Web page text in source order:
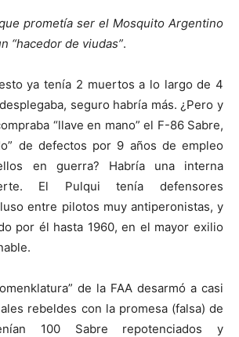
prometía ser el Mosquito Argentino
“hacedor de viudas”.
ya tenía 2 muertos a lo largo de 4
seguro habría más. ¿Pero y
“llave en mano” el F-86 Sabre,
de defectos por 9 años de empleo
en guerra? Habría una interna
El Pulqui tenía defensores
entre pilotos muy antiperonistas, y
por él hasta 1960, en el mayor exilio
de la FAA desarmó a casi
rebeldes con la promesa (falsa) de
100 Sabre repotenciados y